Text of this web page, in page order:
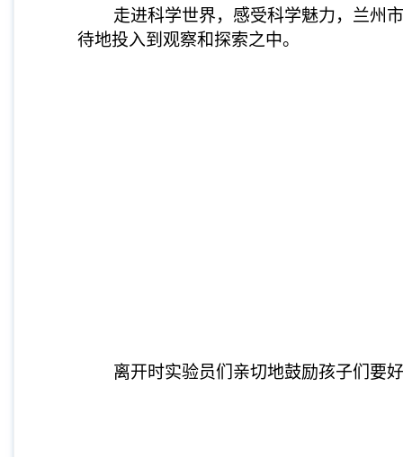
走进科学世界，感受科学魅力，兰州市
待地投入到观察和探索之中。
离开时实验员们亲切地鼓励孩子们要好